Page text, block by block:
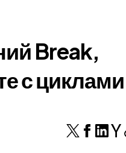
Break,
с циклами